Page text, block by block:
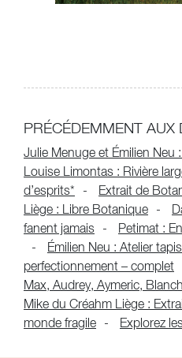
PRÉCÉDEMMENT AUX
Julie Menuge et Émilien Neu
Louise Limontas : Rivière
d’esprits*
Extrait de
Liège : Libre Botanique
fanent jamais
Petimat :
Émilien Neu : Atelier
perfectionnement – complet
Max, Audrey, Aymeric,
Mike du Créahm Liège :
monde fragile
Explorez